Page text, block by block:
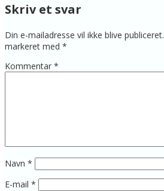
Skriv et svar
Din e-mailadresse vil ikke blive publiceret.
markeret med *
Kommentar *
Navn *
E-mail *